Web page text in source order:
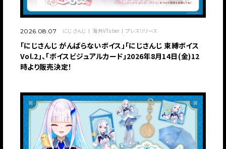
2026.08.07 にじさんじ 海外VTuber プレスリリース
「にじさんじ がんばらないボイス」「にじさんじ 束縛ボイス
Vol.2」、「ボイスビジュアルカード」2026年8月14日(金)12
時より販売決定！